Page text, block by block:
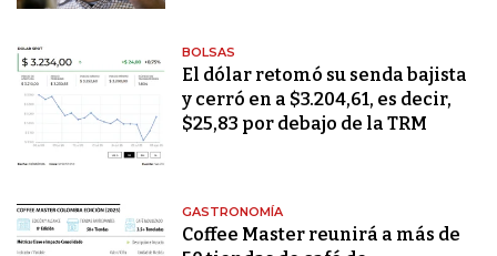
BOLSAS
El dólar retomó su senda bajista
y cerró en a $3.204,61, es decir,
$25,83 por debajo de la TRM
GASTRONOMÍA
Coffee Master reunirá a más de